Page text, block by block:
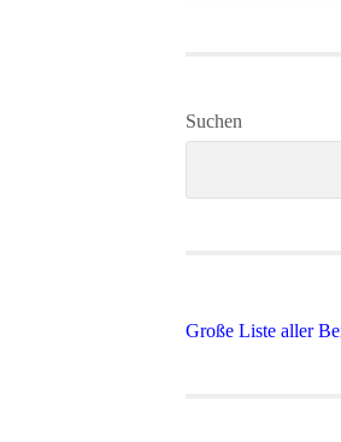
Suchen
Große Liste aller